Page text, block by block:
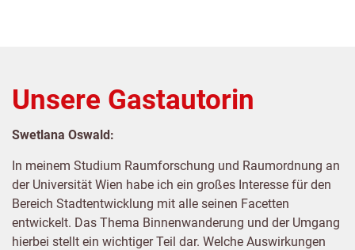
Unsere Gastautorin
Swetlana Oswald:
In meinem Studium Raumforschung und Raumordnung an
der Universität Wien habe ich ein großes Interesse für den
Bereich Stadtentwicklung mit alle seinen Facetten
entwickelt. Das Thema Binnenwanderung und der Umgang
hierbei stellt ein wichtiger Teil dar. Welche Auswirkungen